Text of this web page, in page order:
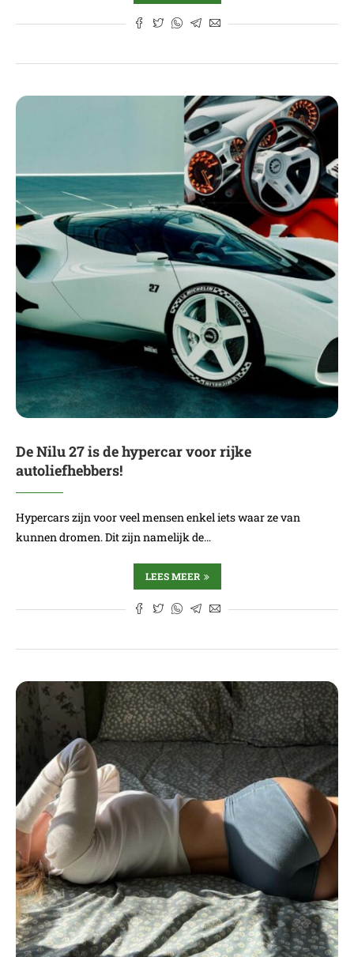
De Nilu 27 is de hypercar voor rijke
autoliefhebbers!
Hypercars zijn voor veel mensen enkel iets waar ze van
kunnen dromen. Dit zijn namelijk de…
LEES MEER